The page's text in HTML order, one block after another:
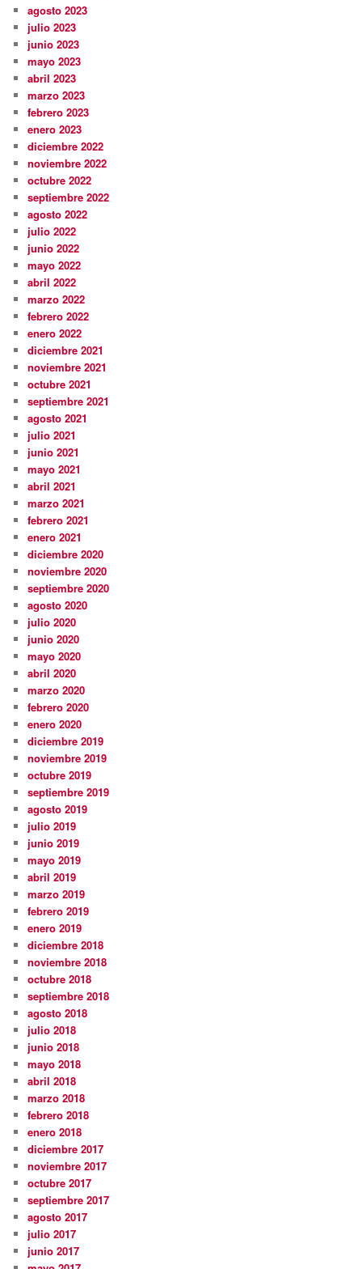
agosto 2023
julio 2023
junio 2023
mayo 2023
abril 2023
marzo 2023
febrero 2023
enero 2023
diciembre 2022
noviembre 2022
octubre 2022
septiembre 2022
agosto 2022
julio 2022
junio 2022
mayo 2022
abril 2022
marzo 2022
febrero 2022
enero 2022
diciembre 2021
noviembre 2021
octubre 2021
septiembre 2021
agosto 2021
julio 2021
junio 2021
mayo 2021
abril 2021
marzo 2021
febrero 2021
enero 2021
diciembre 2020
noviembre 2020
septiembre 2020
agosto 2020
julio 2020
junio 2020
mayo 2020
abril 2020
marzo 2020
febrero 2020
enero 2020
diciembre 2019
noviembre 2019
octubre 2019
septiembre 2019
agosto 2019
julio 2019
junio 2019
mayo 2019
abril 2019
marzo 2019
febrero 2019
enero 2019
diciembre 2018
noviembre 2018
octubre 2018
septiembre 2018
agosto 2018
julio 2018
junio 2018
mayo 2018
abril 2018
marzo 2018
febrero 2018
enero 2018
diciembre 2017
noviembre 2017
octubre 2017
septiembre 2017
agosto 2017
julio 2017
junio 2017